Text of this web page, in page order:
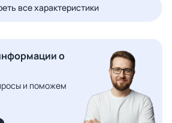
все характеристики
о
и поможем